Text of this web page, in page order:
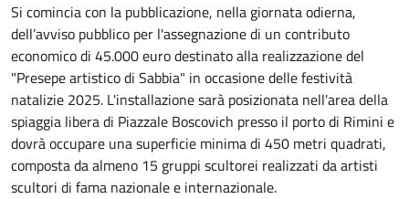
Si comincia con la pubblicazione, nella giornata odierna,
dell’avviso pubblico per l'assegnazione di un contributo
economico di 45.000 euro destinato alla realizzazione del
"Presepe artistico di Sabbia" in occasione delle festività
natalizie 2025. L'installazione sarà posizionata nell'area della
spiaggia libera di Piazzale Boscovich presso il porto di Rimini e
dovrà occupare una superficie minima di 450 metri quadrati,
composta da almeno 15 gruppi scultorei realizzati da artisti
scultori di fama nazionale e internazionale.